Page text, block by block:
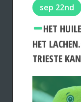
sep 22nd
HET
HET
TRIESTE